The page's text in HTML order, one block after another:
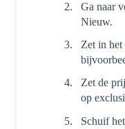
Ga naar
Nieuw.
Zet in
Zet de
op
Schuif